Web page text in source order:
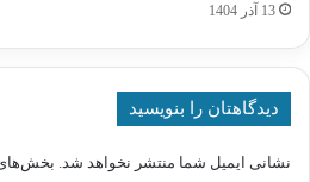
13 آذر 1404
دیدگاهتان را بنویسید
نشانی ایمیل شما منتشر نخواهد شد. بخش‌های